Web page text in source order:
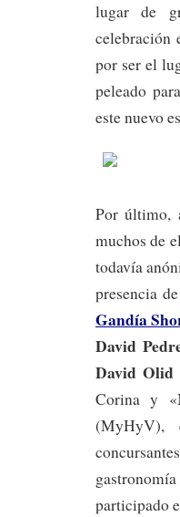
lugar de
por ser el
peleado
este nuevo
Por último,
muchos de
todavía
presencia de
Gandía
David
David Olid
Corina y
(MyHyV),
participado